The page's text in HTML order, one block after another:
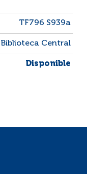
TF796 S939a
Biblioteca Central
Disponible